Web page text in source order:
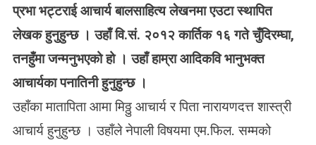
ख
प्रभा भट्टराई आचार्य बालसाहित्य लेखनमा एउटा स्थापित
लेखक हुनुहुन्छ । उहाँ वि.सं. २०१२ कार्तिक १६ गते चुँदिरम्घा,
तनहुँमा जन्मनुभएको हो । उहाँ हाम्रा आदिकवि भानुभक्त
आचार्यका पनातिनी हुनुहुन्छ ।
उहाँका मातापिता आमा मिठ्ठु आचार्य र पिता नारायणदत्त शास्त्री
आचार्य हुनुहुन्छ । उहाँले नेपाली विषयमा एम.फिल. सम्मको